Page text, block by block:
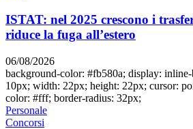
ISTAT: nel 2025 crescono i
riduce la fuga all’estero
06/08/2026
background-color: #fb580a; display:
10px; width: 22px; height: 22px; cursor:
color: #fff; border-radius: 32px;
Personale
Concorsi